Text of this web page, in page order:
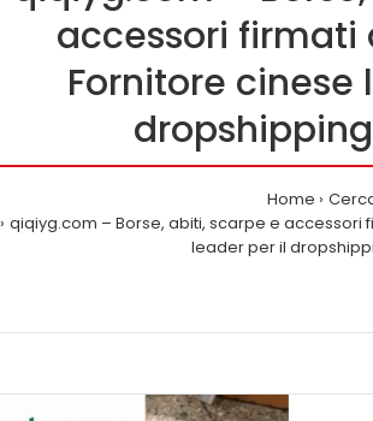
accessori firmati
Fornitore cinese
Home
qiqiyg.com – Borse, abiti, scarpe e accessori
leader per il